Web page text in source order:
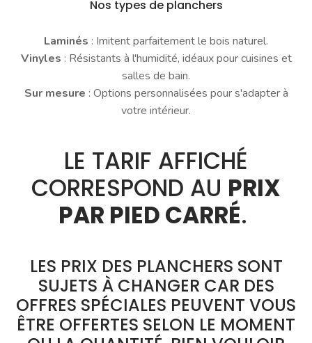
Nos types de planchers
Laminés : Imitent parfaitement le bois naturel.
Vinyles : Résistants à l'humidité, idéaux pour cuisines et
salles de bain.
Sur mesure : Options personnalisées pour s'adapter à
votre intérieur.
LE TARIF AFFICHÉ
CORRESPOND AU PRIX
PAR PIED CARRÉ.
LES PRIX DES PLANCHERS SONT
SUJETS À CHANGER CAR DES
OFFRES SPÉCIALES PEUVENT VOUS
ÊTRE OFFERTES SELON LE MOMENT